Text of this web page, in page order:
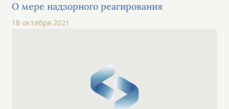
О мере надзорного реагирования
18 октября 2021